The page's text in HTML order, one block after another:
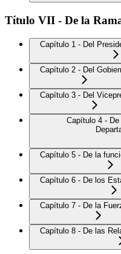
Título VII - De la
Capítulo 1 - Del
Capítulo 2 - Del
Capítulo 3 - Del
Capítulo 4 -
Capítulo 5 - De la
Capítulo 6 - De los
Capítulo 7 - De la
Capítulo 8 - De las